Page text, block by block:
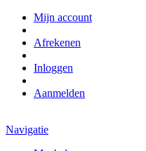
Mijn account
Afrekenen
Inloggen
Aanmelden
Navigatie